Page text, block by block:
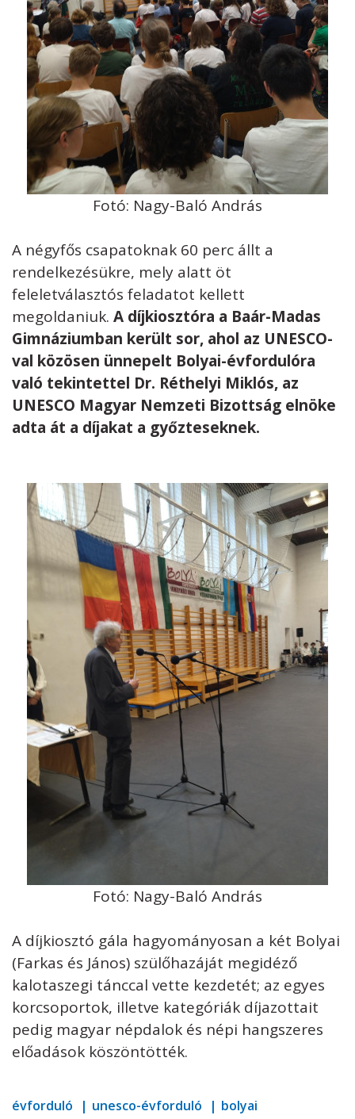
Fotó: Nagy-Baló András
A négyfős csapatoknak 60 perc állt a
rendelkezésükre, mely alatt öt
feleletválasztós feladatot kellett
megoldaniuk. A díjkiosztóra a Baár-Madas
Gimnáziumban került sor, ahol az UNESCO-
val közösen ünnepelt Bolyai-évfordulóra
való tekintettel Dr. Réthelyi Miklós, az
UNESCO Magyar Nemzeti Bizottság elnöke
adta át a díjakat a győzteseknek.
Fotó: Nagy-Baló András
A díjkiosztó gála hagyományosan a két Bolyai
(Farkas és János) szülőhazáját megidéző
kalotaszegi tánccal vette kezdetét; az egyes
korcsoportok, illetve kategóriák díjazottait
pedig magyar népdalok és népi hangszeres
előadások köszöntötték.
évforduló unesco-évforduló bolyai